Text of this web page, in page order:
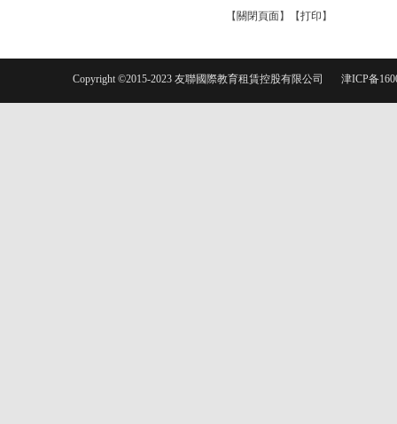
【 關閉頁面】【打印 】
Copyright ©2015-2023 友聯國際教育租賃控股有限公司 津ICP备